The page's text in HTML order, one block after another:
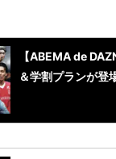
【ABEMA de
＆学割プランが登